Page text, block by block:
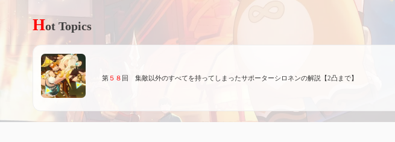
Hot Topics
第５８ 回 集敵以外のすべてを持ってしまったサポーターシロネンの解説【2凸まで】